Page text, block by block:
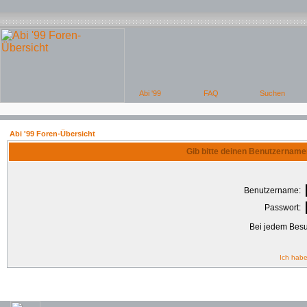
Abi '99 Foren-Übersicht
Gib bitte deinen
Benutzername:
Passwort:
Bei jedem
Ich